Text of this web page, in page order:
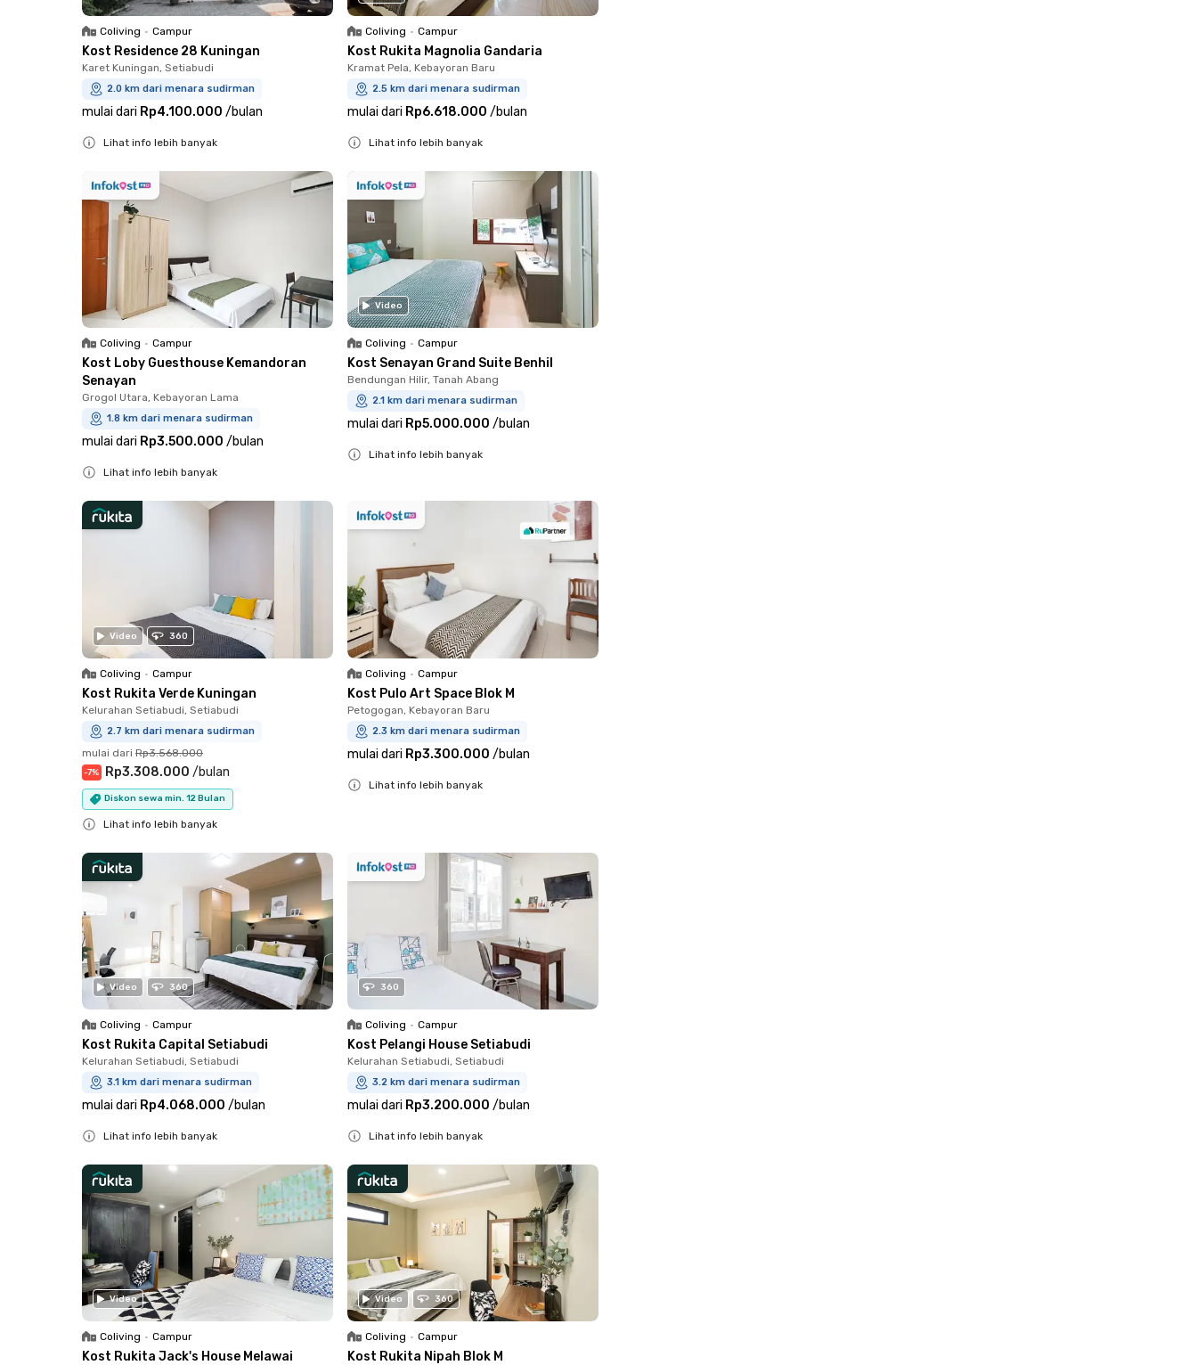
Coliving • Campur
Kost Residence 28 Kuningan
Karet Kuningan, Setiabudi
2.0 km dari menara sudirman
mulai dari Rp4.100.000 /bulan
Lihat info lebih banyak
Coliving • Campur
Kost Rukita Magnolia Gandaria
Kramat Pela, Kebayoran Baru
2.5 km dari menara sudirman
mulai dari Rp6.618.000 /bulan
Lihat info lebih banyak
Coliving • Campur
Kost Loby Guesthouse Kemandoran
Senayan
Grogol Utara, Kebayoran Lama
1.8 km dari menara sudirman
mulai dari Rp3.500.000 /bulan
Lihat info lebih banyak
Video
Coliving • Campur
Kost Senayan Grand Suite Benhil
Bendungan Hilir, Tanah Abang
2.1 km dari menara sudirman
mulai dari Rp5.000.000 /bulan
Lihat info lebih banyak
Video 360
Coliving • Campur
Kost Rukita Verde Kuningan
Kelurahan Setiabudi, Setiabudi
2.7 km dari menara sudirman
mulai dari Rp3.568.000
-7% Rp3.308.000 /bulan
Diskon sewa min. 12 Bulan
Lihat info lebih banyak
Coliving • Campur
Kost Pulo Art Space Blok M
Petogogan, Kebayoran Baru
2.3 km dari menara sudirman
mulai dari Rp3.300.000 /bulan
Lihat info lebih banyak
Video 360
Coliving • Campur
Kost Rukita Capital Setiabudi
Kelurahan Setiabudi, Setiabudi
3.1 km dari menara sudirman
mulai dari Rp4.068.000 /bulan
Lihat info lebih banyak
360
Coliving • Campur
Kost Pelangi House Setiabudi
Kelurahan Setiabudi, Setiabudi
3.2 km dari menara sudirman
mulai dari Rp3.200.000 /bulan
Lihat info lebih banyak
Video
Coliving • Campur
Kost Rukita Jack's House Melawai
Video 360
Coliving • Campur
Kost Rukita Nipah Blok M